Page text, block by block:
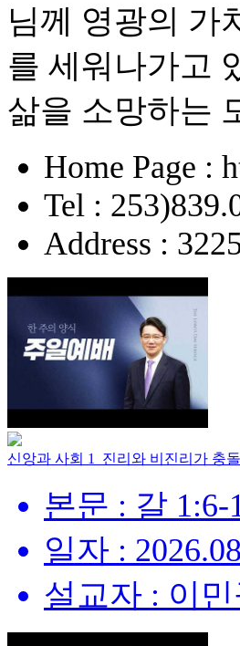
님께 영광의 가
를 세워나가고
삶을 소망하는
Home Page :
Tel :
Address :
신앙과 사회 1_진리와 비진리가 충
본문 : 갈 1:6-
일자 :
설교자 : 이